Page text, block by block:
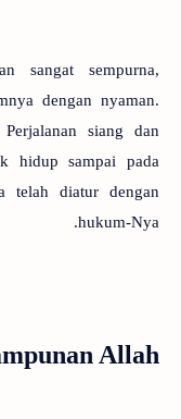
sangat sempurna,
dengan nyaman.
siang dan
hidup sampai pada
telah diatur dengan
hukum-Nya.
Allah